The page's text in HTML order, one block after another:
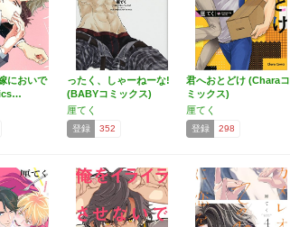
においで
ったく、しゃーねーな!
(BABYコミックス)
厘てく
登録 352
君へおとどけ (Charaコ
ミックス)
厘てく
登録 298